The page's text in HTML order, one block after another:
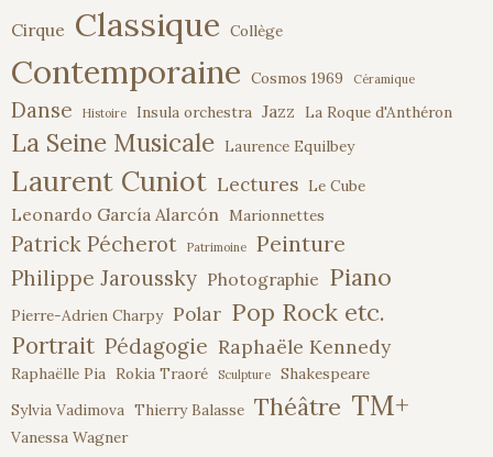
Cirque Classique Collège
Contemporaine Cosmos 1969 Céramique
Danse Histoire Insula orchestra Jazz La Roque d'Anthéron
La Seine Musicale Laurence Equilbey
Laurent Cuniot Lectures Le Cube
Leonardo García Alarcón Marionnettes
Patrick Pécherot Patrimoine Peinture
Philippe Jaroussky Photographie Piano
Pierre-Adrien Charpy Polar Pop Rock etc.
Portrait Pédagogie Raphaële Kennedy
Raphaëlle Pia Rokia Traoré Sculpture
Shakespeare
Sylvia Vadimova Thierry Balasse Théâtre TM+
Vanessa Wagner